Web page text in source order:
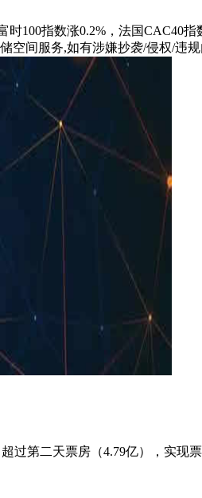
100指数涨0.2%，法国CAC40指
间服务,如有涉嫌抄袭/侵权/违规
过第二天票房（4.79亿），实现票